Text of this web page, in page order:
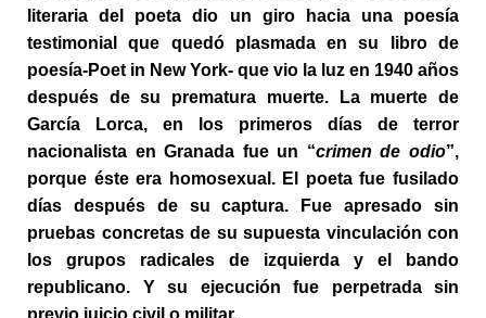
literaria del poeta dio un giro hacia una poesía
testimonial que quedó plasmada en su libro de
poesía-Poet in New York- que vio la luz en 1940 años
después de su prematura muerte.
La muerte de
García Lorca, en los primeros días de terror
nacionalista en Granada fue un “crimen de odio”,
porque éste era homosexual. El poeta fue fusilado
días después de su captura. Fue apresado sin
pruebas concretas de su supuesta vinculación con
los grupos radicales de izquierda y el bando
republicano. Y su ejecución fue perpetrada sin